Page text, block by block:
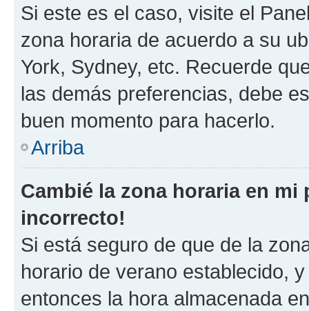
Si este es el caso, visite el
zona horaria de acuerdo a su
York, Sydney, etc. Recuerde
las demás preferencias, debe
buen momento para hacerlo.
Arriba
Cambié la zona horaria en
incorrecto!
Si está seguro de que de la
horario de verano establecido,
entonces la hora almacenada